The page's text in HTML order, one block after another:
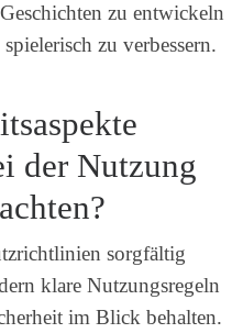
zu entwickeln
zu verbessern.
der Nutzung
sorgfältig
klare Nutzungsregeln
im Blick behalten.